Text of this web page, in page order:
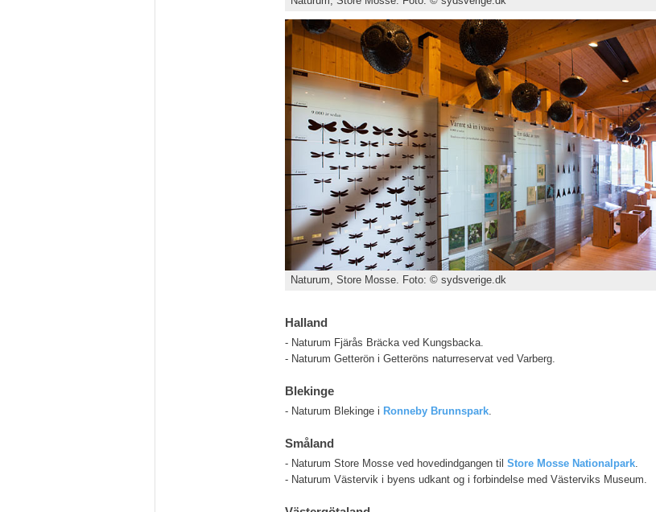
Naturum, Store Mosse. Foto: © sydsverige.dk
Halland
- Naturum Fjärås Bräcka ved Kungsbacka.
- Naturum Getterön i Getteröns naturreservat ved Varberg.
Blekinge
- Naturum Blekinge i Ronneby Brunnspark.
Småland
- Naturum Store Mosse ved hovedindgangen til Store Mosse Nationalpark.
- Naturum Västervik i byens udkant og i forbindelse med Västerviks Museum.